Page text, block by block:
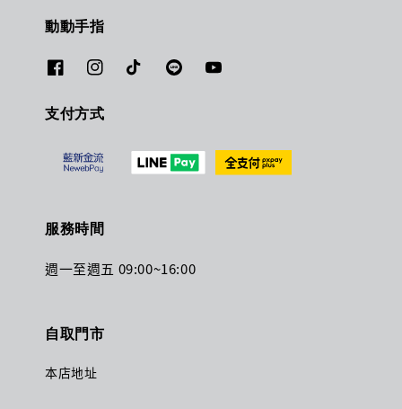
動動手指
支付方式
服務時間
週一至週五 09:00~16:00
自取門市
本店地址